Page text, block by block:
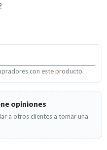
con este producto.
opiniones
a otros clientes a tomar una